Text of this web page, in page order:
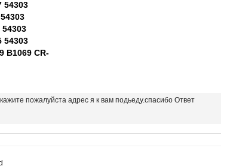
54303
54303
54303
B1069 CR-
пожалуйста адрес я к вам подьеду.спасибо Ответ